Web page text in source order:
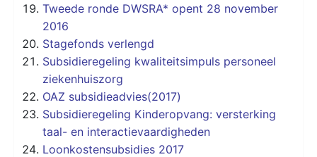
Tweede ronde DWSRA* opent 28 november
2016
Stagefonds verlengd
Subsidieregeling kwaliteitsimpuls personeel
ziekenhuiszorg
OAZ subsidieadvies(2017)
Subsidieregeling Kinderopvang: versterking
taal- en interactievaardigheden
Loonkostensubsidies 2017